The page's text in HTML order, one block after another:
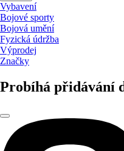
Vybavení
Bojové sporty
Bojová umění
Fyzická údržba
Výprodej
Značky
Probíhá přidávání